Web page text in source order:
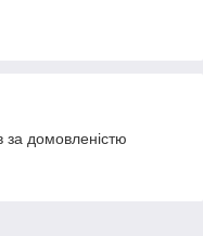
за домовленістю